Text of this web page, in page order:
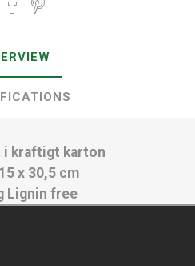
i kraftigt karton
x 30,5 cm
Lignin free